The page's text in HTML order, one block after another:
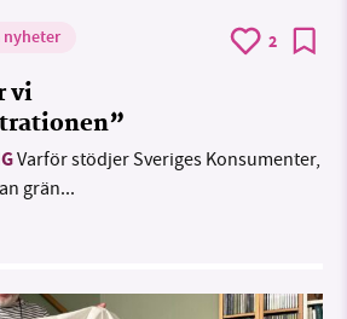
2
vi
Varför stödjer Sveriges Konsumenter,
grän...